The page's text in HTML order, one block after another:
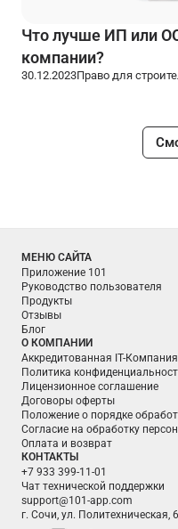
Что лучше ИП или
компании?
30.12.2023Право для
МЕНЮ САЙТА
Приложение 101
Руководство пользователя
Продукты
Отзывы
Блог
О КОМПАНИИ
Аккредитованная IT-Компания
Политика
Лицензионное соглашение
Договоры оферты
Положение о порядке
Согласие на обработку
Оплата и возврат
КОНТАКТЫ
+7 933 399-11-01
Чат технической поддержки
support@101-app.com
г. Сочи, ул. Политехническая,